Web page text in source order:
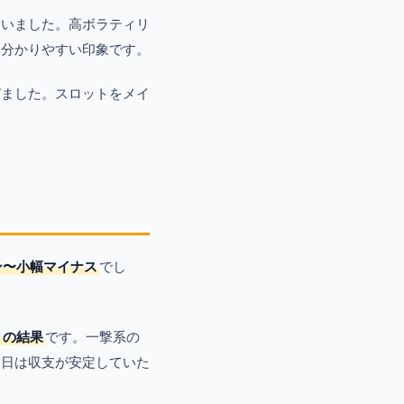
ました。高ボラティリ
かりやすい印象です。
した。スロットをメイ
小幅マイナスでし
結果です。一撃系の
は収支が安定していた